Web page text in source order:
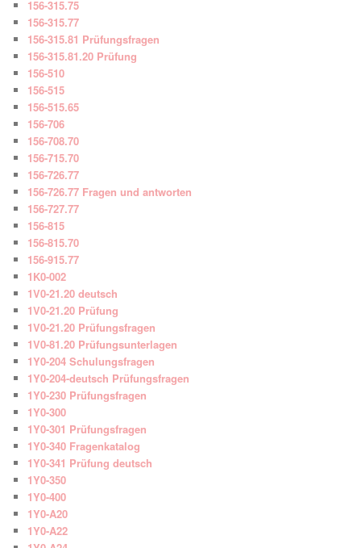
156-315.75
156-315.77
156-315.81 Prüfungsfragen
156-315.81.20 Prüfung
156-510
156-515
156-515.65
156-706
156-708.70
156-715.70
156-726.77
156-726.77 Fragen und antworten
156-727.77
156-815
156-815.70
156-915.77
1K0-002
1V0-21.20 deutsch
1V0-21.20 Prüfung
1V0-21.20 Prüfungsfragen
1V0-81.20 Prüfungsunterlagen
1Y0-204 Schulungsfragen
1Y0-204-deutsch Prüfungsfragen
1Y0-230 Prüfungsfragen
1Y0-300
1Y0-301 Prüfungsfragen
1Y0-340 Fragenkatalog
1Y0-341 Prüfung deutsch
1Y0-350
1Y0-400
1Y0-A20
1Y0-A22